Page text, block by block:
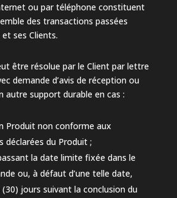
ou par téléphone constituent
des transactions passées
ses Clients.
être résolue par le Client par lettre
demande d’avis de réception ou
autre support durable en cas :
Produit non conforme aux
déclarées du Produit ;
la date limite fixée dans le
ou, à défaut d’une telle date,
jours suivant la conclusion du